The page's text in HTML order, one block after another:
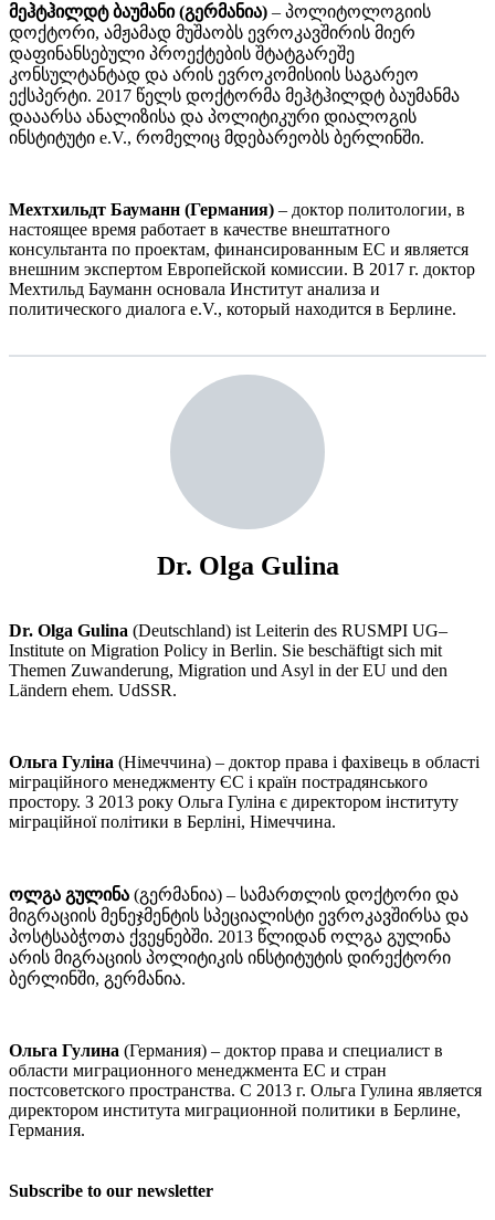
მეჰტჰილდტ ბაუმანი (გერმანია) – პოლიტოლოგიის
დოქტორი, ამჟამად მუშაობს ევროკავშირის მიერ
დაფინანსებული პროექტების შტატგარეშე
კონსულტანტად და არის ევროკომისიის საგარეო
ექსპერტი. 2017 წელს დოქტორმა მეჰტჰილდტ ბაუმანმა
დააარსა ანალიზისა და პოლიტიკური დიალოგის
ინსტიტუტი e.V., რომელიც მდებარეობს ბერლინში.
Мехтхильдт Бауманн (Германия) – доктор политологии, в
настоящее время работает в качестве внештатного
консультанта по проектам, финансированным ЕС и является
внешним экспертом Европейской комиссии. В 2017 г. доктор
Мехтильд Бауманн основала Институт анализа и
политического диалога e.V., который находится в Берлине.
Dr. Olga Gulina
Dr. Olga Gulina (Deutschland) ist Leiterin des RUSMPI UG–
Institute on Migration Policy in Berlin. Sie beschäftigt sich mit
Themen Zuwanderung, Migration und Asyl in der EU und den
Ländern ehem. UdSSR.
Ольга Гуліна (Німеччина) – доктор права і фахівець в області
міграційного менеджменту ЄС і країн пострадянського
простору. З 2013 року Ольга Гуліна є директором інституту
міграційної політики в Берліні, Німеччина.
ოლგა გულინა (გერმანია) – სამართლის დოქტორი და
მიგრაციის მენეჯმენტის სპეციალისტი ევროკავშირსა და
პოსტსაბჭოთა ქვეყნებში. 2013 წლიდან ოლგა გულინა
არის მიგრაციის პოლიტიკის ინსტიტუტის დირექტორი
ბერლინში, გერმანია.
Ольга Гулина (Германия) – доктор права и специалист в
области миграционного менеджмента ЕС и стран
постсоветского пространства. С 2013 г. Ольга Гулина является
директором института миграционной политики в Берлине,
Германия.
Subscribe to our newsletter